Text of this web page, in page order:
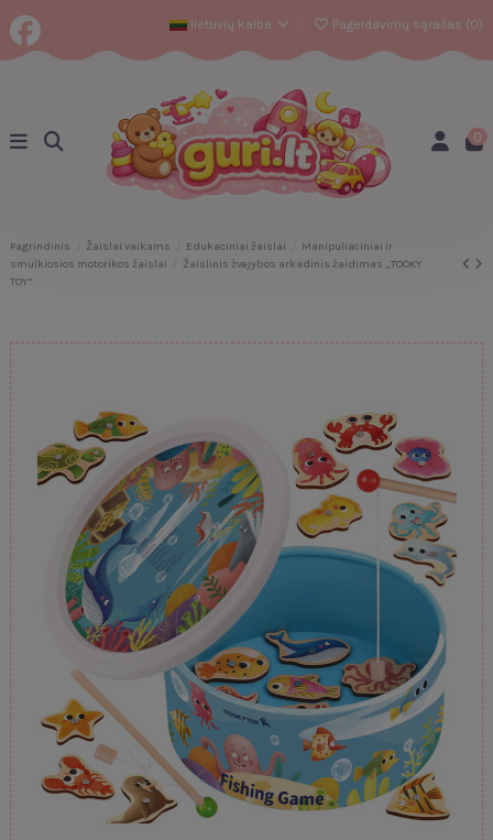
lietuvių kalba Pageidavimų sąrašas (0)
0
Pagrindinis Žaislai vaikams Edukaciniai žaislai
Manipuliaciniai ir
smulkiosios motorikos žaislai
Žaislinis žvejybos arkadinis žaidimas „TOOKY
TOY“